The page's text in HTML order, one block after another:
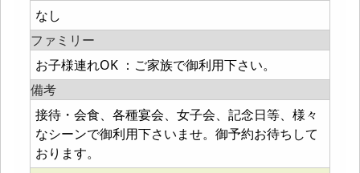
なし
ファミリー
お子様連れOK ：ご家族で御利用下さい。
備考
接待・会食、各種宴会、女子会、記念日等、様々
なシーンで御利用下さいませ。御予約お待ちして
おります。